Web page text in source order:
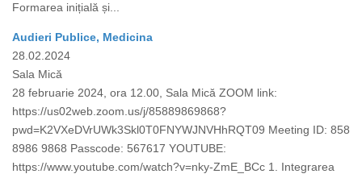
Formarea inițială și...
Audieri Publice, Medicina
28.02.2024
Sala Mică
28 februarie 2024, ora 12.00, Sala Mică ZOOM link:
https://us02web.zoom.us/j/85889869868?
pwd=K2VXeDVrUWk3Skl0T0FNYWJNVHhRQT09 Meeting ID: 858
8986 9868 Passcode: 567617 YOUTUBE:
https://www.youtube.com/watch?v=nky-ZmE_BCc 1. Integrarea